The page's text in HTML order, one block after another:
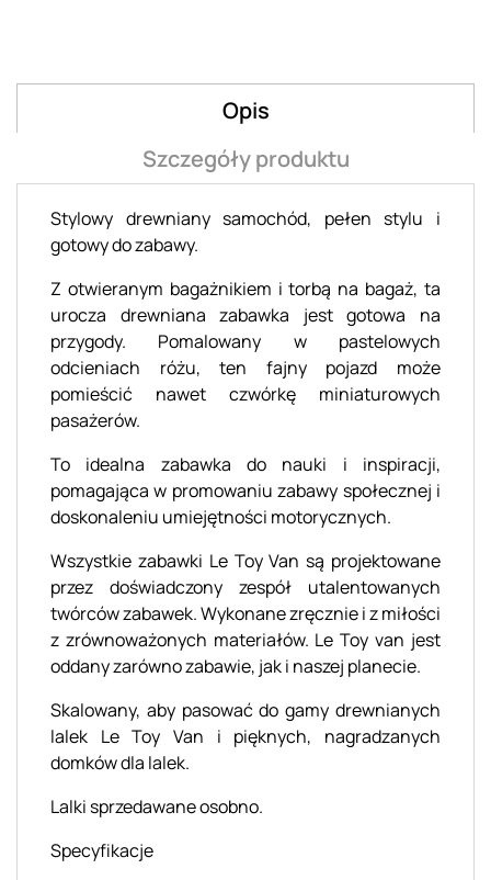
Opis
Szczegóły produktu
Stylowy drewniany samochód, pełen stylu i
gotowy do zabawy.
Z otwieranym bagażnikiem i torbą na bagaż, ta
urocza drewniana zabawka jest gotowa na
przygody. Pomalowany w pastelowych
odcieniach różu, ten fajny pojazd może
pomieścić nawet czwórkę miniaturowych
pasażerów.
To idealna zabawka do nauki i inspiracji,
pomagająca w promowaniu zabawy społecznej i
doskonaleniu umiejętności motorycznych.
Wszystkie zabawki Le Toy Van są projektowane
przez doświadczony zespół utalentowanych
twórców zabawek. Wykonane zręcznie i z miłości
z zrównoważonych materiałów. Le Toy van jest
oddany zarówno zabawie, jak i naszej planecie.
Skalowany, aby pasować do gamy drewnianych
lalek Le Toy Van i pięknych, nagradzanych
domków dla lalek.
Lalki sprzedawane osobno.
Specyfikacje